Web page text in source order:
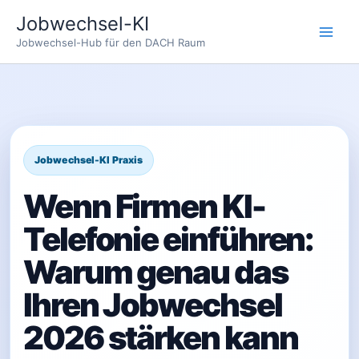
Inhalt
springen
Jobwechsel-KI
Jobwechsel-Hub für den DACH Raum
Wenn Firmen KI-
Telefonie einführen:
Warum genau das
Ihren Jobwechsel
2026 stärken kann